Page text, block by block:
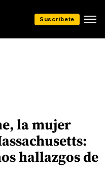
Suscríbete
la mujer
hallazgos de